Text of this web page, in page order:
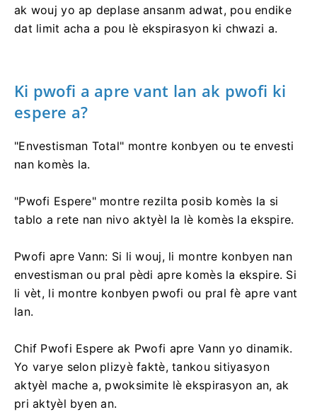
ak wouj yo ap deplase ansanm adwat, pou endike
dat limit acha a pou lè ekspirasyon ki chwazi a.
Ki pwofi a apre vant lan ak pwofi ki
espere a?
"Envestisman Total" montre konbyen ou te envesti
nan komès la.
"Pwofi Espere" montre rezilta posib komès la si
tablo a rete nan nivo aktyèl la lè komès la ekspire.
Pwofi apre Vann: Si li wouj, li montre konbyen nan
envestisman ou pral pèdi apre komès la ekspire. Si
li vèt, li montre konbyen pwofi ou pral fè apre vant
lan.
Chif Pwofi Espere ak Pwofi apre Vann yo dinamik.
Yo varye selon plizyè faktè, tankou sitiyasyon
aktyèl mache a, pwoksimite lè ekspirasyon an, ak
pri aktyèl byen an.